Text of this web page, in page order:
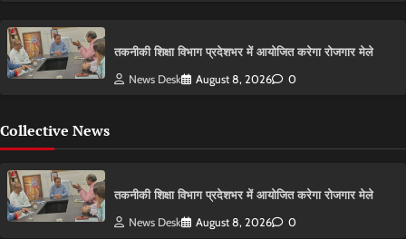
तकनीकी शिक्षा विभाग प्रदेशभर में आयोजित करेगा रोजगार मेले
News Desk August 8, 2026 0
Collective News
तकनीकी शिक्षा विभाग प्रदेशभर में आयोजित करेगा रोजगार मेले
News Desk August 8, 2026 0